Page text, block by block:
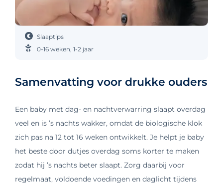
Slaaptips
0-16 weken 1-2 jaar
Samenvatting voor drukke ouders
Een baby met dag- en nachtverwarring slaapt overdag
veel en is ’s nachts wakker, omdat de biologische klok
zich pas na 12 tot 16 weken ontwikkelt. Je helpt je baby
het beste door dutjes overdag soms korter te maken
zodat hij ’s nachts beter slaapt. Zorg daarbij voor
regelmaat, voldoende voedingen en daglicht tijdens